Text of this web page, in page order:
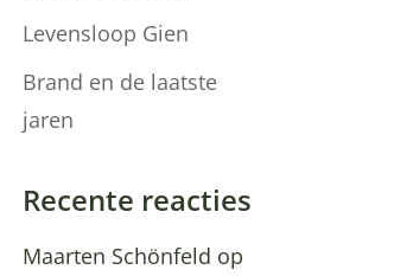
Levensloop Gien
Brand en de laatste
jaren
Recente reacties
Maarten Schönfeld op